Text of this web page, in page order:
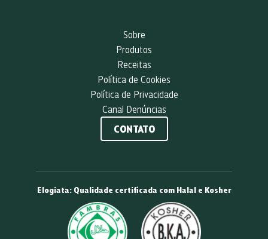
Sobre
Produtos
Receitas
Política de Cookies
Política de Privacidade
Canal Denúncias
CONTATO
Elogiata: Qualidade certificada com Halal e Kosher